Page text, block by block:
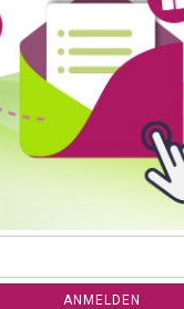
ANMELDEN